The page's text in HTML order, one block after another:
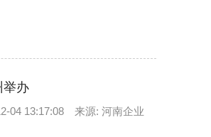
举办
04 13:17:08 来源: 河南企业